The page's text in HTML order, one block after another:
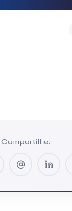
Compartilhe: